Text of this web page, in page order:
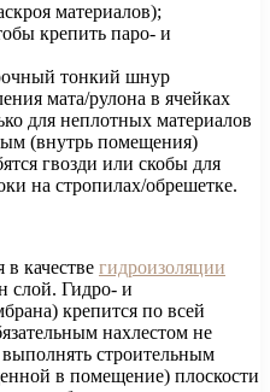
материалов);
крепить паро- и
тонкий шнур
мата/рулона в ячейках
для неплотных материалов
(внутрь помещения)
гвозди или скобы для
на стропилах/обрешетке.
в качестве гидроизоляции
слой. Гидро- и
крепится по всей
нахлестом не
строительным
в помещение) плоскости